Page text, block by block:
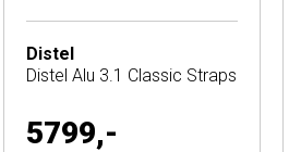
Distel
Distel Alu 3.1 Classic Straps
5799,-